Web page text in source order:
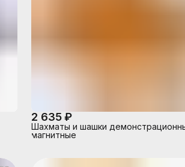
2 635 ₽
Шахматы и шашки
магнитные